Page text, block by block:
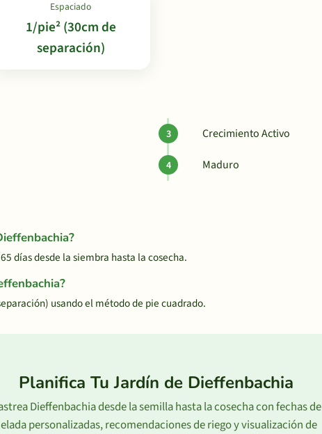
Espaciado
1/pie² (30cm de
separación)
Crecimiento Activo
Maduro
días desde la siembra hasta la cosecha.
usando el método de pie cuadrado.
Planifica Tu Jardín de Dieffenbachia
Dieffenbachia desde la semilla hasta la cosecha con fechas de
personalizadas, recomendaciones de riego y visualización de